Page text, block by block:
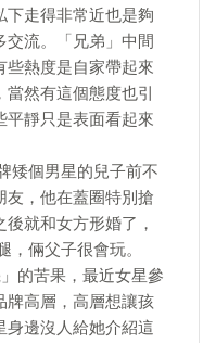
下走得非常近也是夠
交流。「兄弟」中間
些熱度是自家帶起來
然有這個態度也引
平靜只是表面看起來
矮個男星的兒子前不
友，他在蓋圈特別搶
就和女方形婚了，
，倆父子很會玩。
的苦果，最近女星參
牌高層，高層想讓孩
身邊沒人給她介紹這